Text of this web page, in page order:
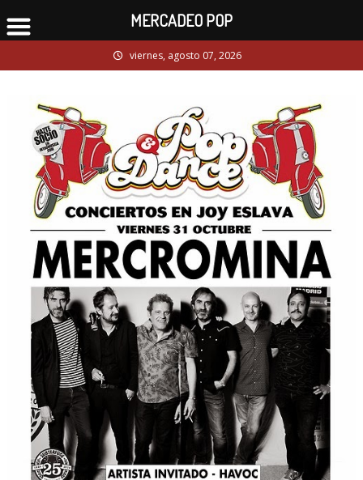
to
viernes, agosto 07, 2026
MERCADEO POP